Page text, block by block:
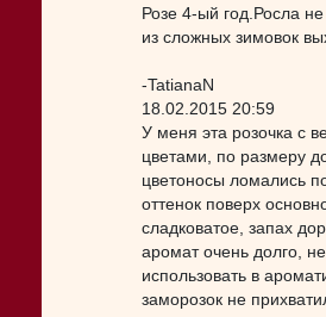
Розе 4-ый год.Росла
из сложных зимовок
-TatianaN
18.02.2015 20:59
У меня эта розочка с
цветами, по размеру
цветоносы ломались
оттенок поверх
сладковатое, запах
аромат очень долго,
использовать в
заморозок не